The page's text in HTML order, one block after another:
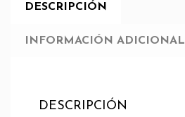
DESCRIPCIÓN
INFORMACIÓN ADICIONAL
DESCRIPCIÓN